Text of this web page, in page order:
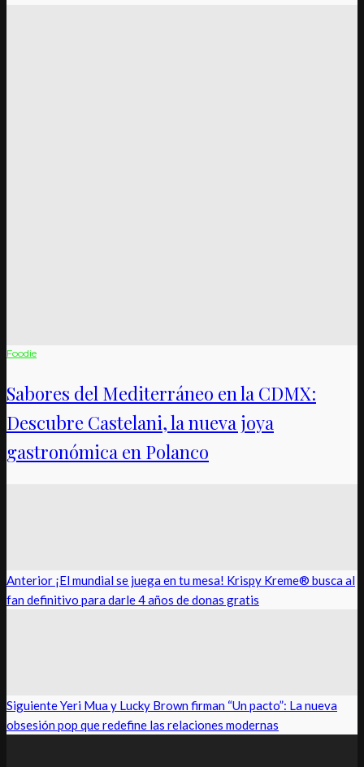
Foodie
Sabores del Mediterráneo en la CDMX:
Descubre Castelani, la nueva joya
gastronómica en Polanco
Anterior ¡El mundial se juega en tu mesa! Krispy Kreme® busca al
fan definitivo para darle 4 años de donas gratis
SiguienteYeri Mua y Lucky Brown firman “Un pacto”: La nueva
obsesión pop que redefine las relaciones modernas